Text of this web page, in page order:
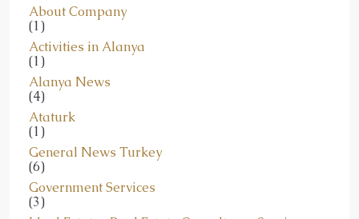
About Company
(1)
Activities in Alanya
(1)
Alanya News
(4)
Ataturk
(1)
General News Turkey
(6)
Government Services
(3)